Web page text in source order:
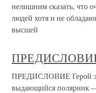
нелишним сказать, что
людей хотя и не
высшей
ПРЕДИСЛОВИЕ Герой
выдающийся полярник